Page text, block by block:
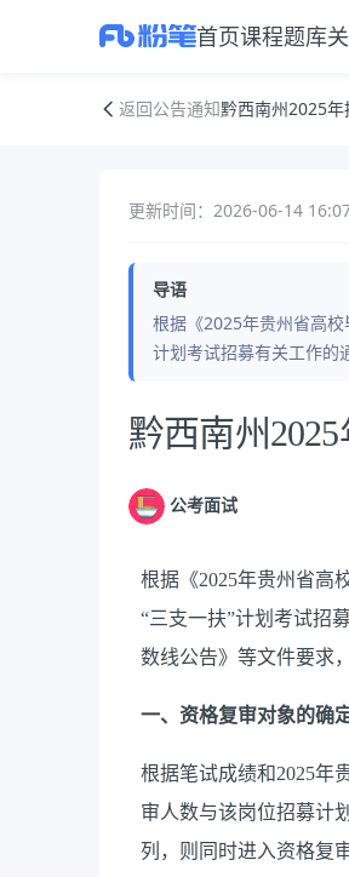
首页课程题库
返回公告通知黔西南州2025年
更新时间：2026-06-14
导语
根据《2025年贵州省高校
计划考试招募有关工作的
公告正文
黔西南州
公考面试
根据《2025年贵州省高
“三支一扶”计划考试招
数线公告》等文件要求
一、资格复审对象的确
根据笔试成绩和2025年
审人数与该岗位招募计
列，则同时进入资格复